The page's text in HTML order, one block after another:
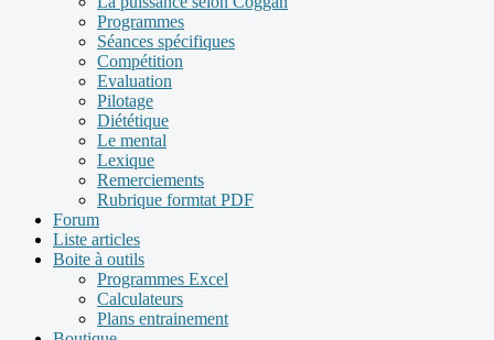
Programmes
Séances spécifiques
Compétition
Evaluation
Pilotage
Diététique
Le mental
Lexique
Remerciements
Rubrique formtat PDF
Forum
Liste articles
Boite à outils
Programmes Excel
Calculateurs
Plans entrainement